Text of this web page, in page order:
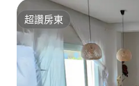
超讚房東
超讚房東